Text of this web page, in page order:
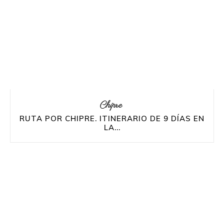
Chipre
RUTA POR CHIPRE. ITINERARIO DE 9 DÍAS EN
LA...